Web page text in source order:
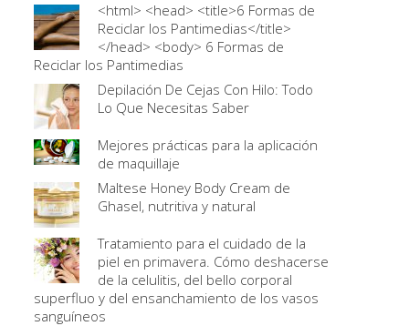
<html> <head> <title>6 Formas de
Reciclar los Pantimedias</title>
</head> <body> 6 Formas de
Reciclar los Pantimedias
Depilación De Cejas Con Hilo: Todo
Lo Que Necesitas Saber
Mejores prácticas para la aplicación
de maquillaje
Maltese Honey Body Cream de
Ghasel, nutritiva y natural
Tratamiento para el cuidado de la
piel en primavera. Cómo deshacerse
de la celulitis, del bello corporal
superfluo y del ensanchamiento de los vasos
sanguíneos